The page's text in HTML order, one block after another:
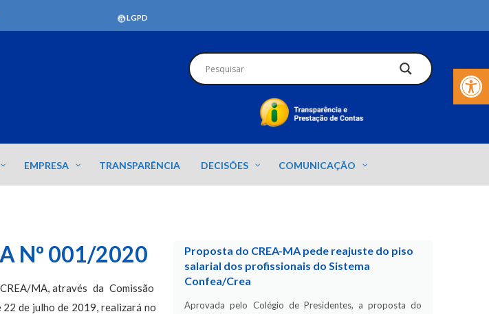
Barra de
LGPD
EMPRESA TRANSPARÊNCIA DECISÕES COMUNICAÇÃO
Nº 001/2020
MA, através da Comissão
de julho de 2019, realizará no
Proposta do CREA-MA pede reajuste do piso
salarial dos profissionais do Sistema
Confea/Crea
Aprovada pelo Colégio de Presidentes, a proposta do